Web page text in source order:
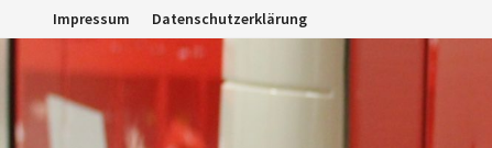
Inhalt
springen
Impressum Datenschutzerklärung